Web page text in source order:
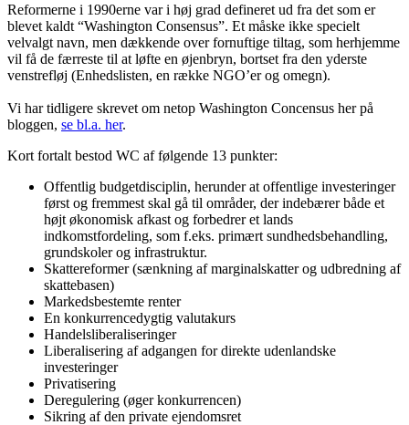
Reformerne i 1990erne var i høj grad defineret ud fra det som er
blevet kaldt “Washington Consensus”. Et måske ikke specielt
velvalgt navn, men dækkende over fornuftige tiltag, som herhjemme
vil få de færreste til at løfte en øjenbryn, bortset fra den yderste
venstrefløj (Enhedslisten, en række NGO’er og omegn).
Vi har tidligere skrevet om netop Washington Concensus her på
bloggen, se bl.a. her.
Kort fortalt bestod WC af følgende 13 punkter:
Offentlig budgetdisciplin, herunder at offentlige investeringer
først og fremmest skal gå til områder, der indebærer både et
højt økonomisk afkast og forbedrer et lands
indkomstfordeling, som f.eks. primært sundhedsbehandling,
grundskoler og infrastruktur.
Skattereformer (sænkning af marginalskatter og udbredning af
skattebasen)
Markedsbestemte renter
En konkurrencedygtig valutakurs
Handelsliberaliseringer
Liberalisering af adgangen for direkte udenlandske
investeringer
Privatisering
Deregulering (øger konkurrencen)
Sikring af den private ejendomsret